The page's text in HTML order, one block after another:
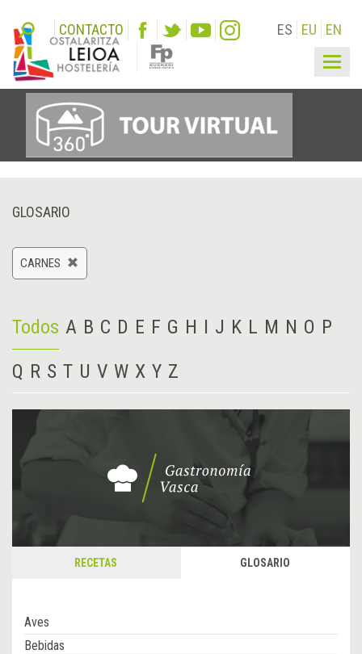
CONTACTO ES EU EN
GLOSARIO
CARNES
Todos A B C D E F G H I J K L M N O P
Q R S T U V W X Y Z
RECETAS GLOSARIO
Aves
Bebidas